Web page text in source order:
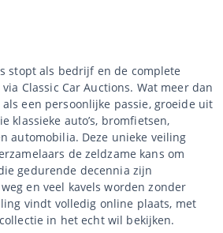
stopt als bedrijf en de complete
Classic Car Auctions. Wat meer dan
een persoonlijke passie, groeide uit
klassieke auto’s, bromfietsen,
automobilia. Deze unieke veiling
de zeldzame kans om
gedurende decennia zijn
en veel kavels worden zonder
vindt volledig online plaats, met
in het echt wil bekijken.